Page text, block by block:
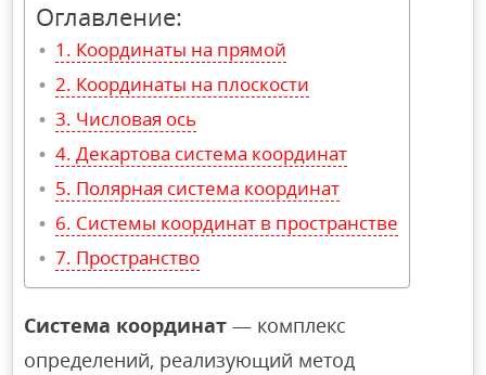
Оглавление:
Координаты на прямой
Координаты на плоскости
Числовая ось
Декартова система координат
Полярная система координат
Системы координат в пространстве
Пространство
Система координат — комплекс
определений, реализующий метод